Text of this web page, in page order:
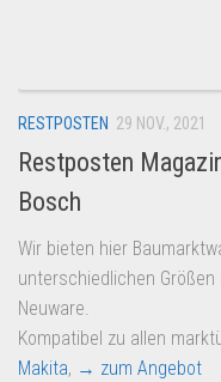
Amazon
Aldi
Lidl
Kostenlos verkaufen
Anmelden
Kostenlos Registrieren
RESTPOSTEN 29 NOV., 2021
Restposten
Bosch
Wir bieten hier
unterschiedlichen
Neuware.
Kompatibel zu allen
Makita, → zum Angebot